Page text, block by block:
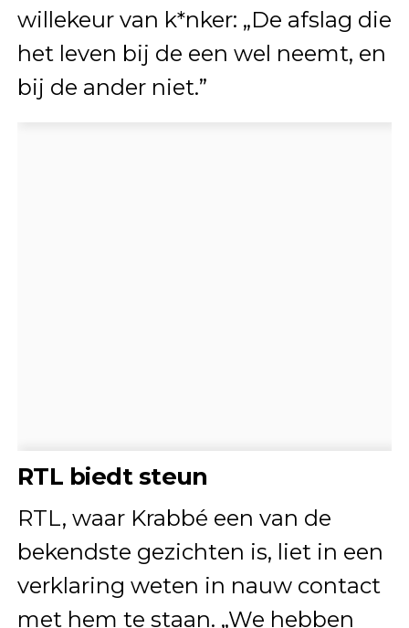
willekeur van k*nker: „De afslag die
het leven bij de een wel neemt, en
bij de ander niet.”
RTL biedt steun
RTL, waar Krabbé een van de
bekendste gezichten is, liet in een
verklaring weten in nauw contact
met hem te staan. „We hebben